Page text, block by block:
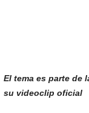
El tema es parte de
su videoclip oficial